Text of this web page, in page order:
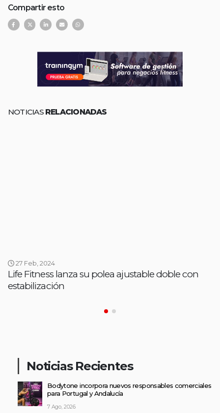
Compartir esto
NOTICIAS RELACIONADAS
27 Feb, 2024
Life Fitness lanza su polea ajustable doble con
estabilización
Noticias Recientes
Bodytone incorpora nuevos responsables comerciales
para Portugal y Andalucía
7 Ago, 2026